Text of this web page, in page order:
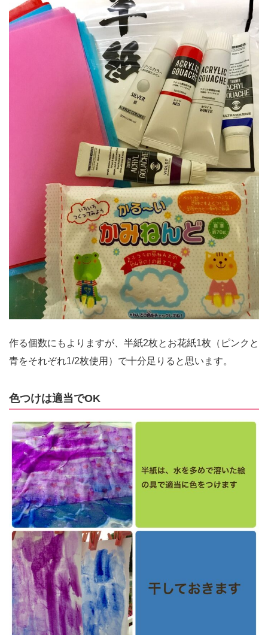
作る個数にもよりますが、半紙2枚とお花紙1枚（ピンクと
青をそれぞれ1/2枚使用）で十分足りると思います。
色つけは適当でOK